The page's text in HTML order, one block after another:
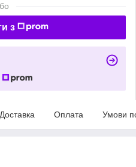
з
Доставка Оплата Умови